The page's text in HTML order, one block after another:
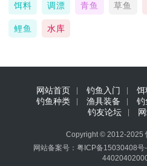
饵料 调漂 青鱼 草鱼
鲤鱼 水库
网站首页 钓鱼入门 饵
钓鱼种类
渔具装备 钓
钓友论坛
Copyright © 2012-2025
网站备案号： 粤ICP备15030408号